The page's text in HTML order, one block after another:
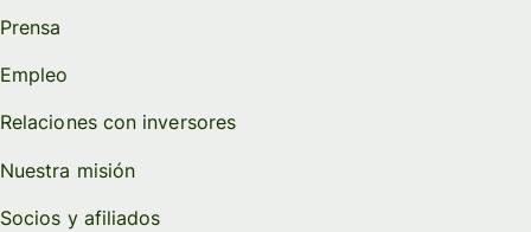
Prensa
Empleo
Relaciones con inversores
Nuestra misión
Socios y afiliados